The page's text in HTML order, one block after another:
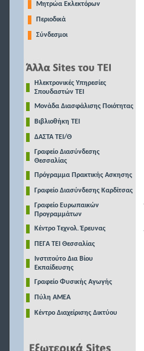
Μητρώα Εκλεκτόρων
Περιοδικά
Σύνδεσμοι
Ηλεκτρονικές Υπηρεσίες
Σπουδαστών ΤΕΙ
Μονάδα Διασφάλισης Ποιότητας
Βιβλιοθήκη ΤΕΙ
ΔΑΣΤΑ ΤΕΙ/Θ
Γραφείο Διασύνδεσης
Θεσσαλίας
Πρόγραμμα Πρακτικής Ασκησης
Γραφείο Διασύνδεσης Καρδίτσας
Γραφείο Ευρωπαικών
Προγραμμάτων
Κέντρο Τεχνολ. Έρευνας
ΠΕΓΑ ΤΕΙ Θεσσαλίας
Ινστιτούτο Δια Βίου
Εκπαίδευσης
Γραφείο Φυσικής Αγωγής
Πύλη ΑΜΕΑ
Κέντρο Διαχείρισης Δικτύου